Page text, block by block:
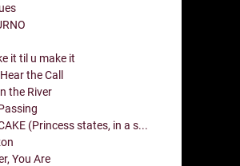
it til u make it
the Call
the River
(Princess states, in a s...
You Are